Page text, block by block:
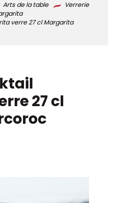
Arts de la table
Verrerie
verre 27 cl Margarita
27 cl